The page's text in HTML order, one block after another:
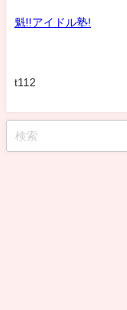
魁!!アイドル塾!
t112